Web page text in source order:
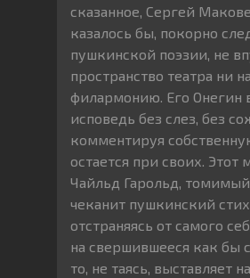
сказанное, Сергей
казалось бы, покорно
пушкинской поэзии, не
пространство театра ни
филармонию. Его Онегин
исповедь без слез, без
комментируя
остается при своих. Этот
Чайльд Гарольд, томимый
чеканит пушкинский
отстраняясь от самого
на свершившееся как бы
то, не таясь, выставляет